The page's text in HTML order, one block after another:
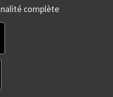
complète